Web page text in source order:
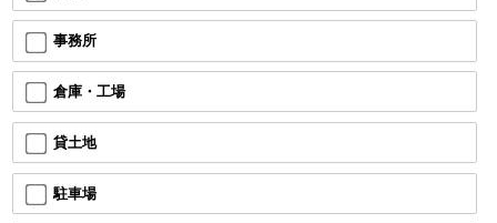
事務所
倉庫・工場
貸土地
駐車場